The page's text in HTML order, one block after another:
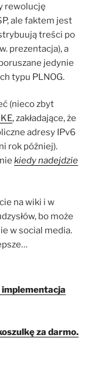
rewolucję
ale faktem jest
treści po
prezentacja), a
jedynie
typu PLNOG.
(nieco zbyt
, zakładające, że
adresy IPv6
rok później).
kiedy nadejdzie
na wiki i w
bo może
w social media.
za darmo.